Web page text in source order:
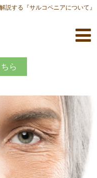
説する『サルコペニアについて』
ら